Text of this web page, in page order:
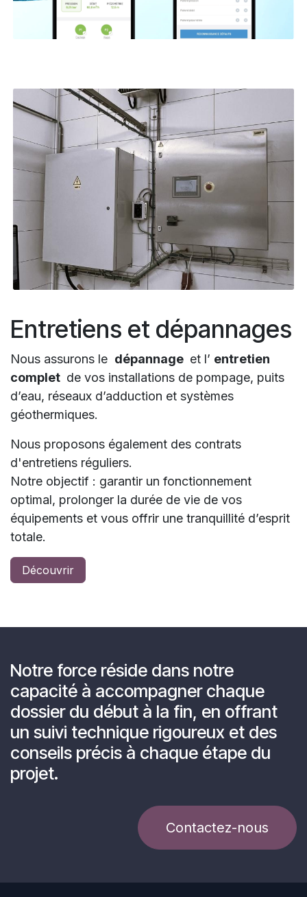
Entretiens et dépannages
Nous assurons le dépannage et l’ entretien
complet de vos installations de pompage, puits
d’eau, réseaux d’adduction et systèmes
géothermiques.
Nous proposons également des contrats
d'entretiens réguliers.
Notre objectif : garantir un fonctionnement
optimal, prolonger la durée de vie de vos
équipements et vous offrir une tranquillité d’esprit
totale.
Découvrir
Notre force réside dans notre
capacité à accompagner chaque
dossier du début à la fin, en offrant
un suivi technique rigoureux et des
conseils précis à chaque étape du
projet.
Contactez-nous